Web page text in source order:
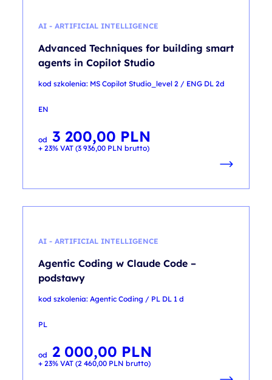
AI - ARTIFICIAL INTELLIGENCE
Advanced Techniques for building smart
agents in Copilot Studio
kod szkolenia: MS Copilot Studio_level 2 / ENG DL 2d
EN
od 3 200,00 PLN
+ 23% VAT (3 936,00 PLN brutto)
AI - ARTIFICIAL INTELLIGENCE
Agentic Coding w Claude Code –
podstawy
kod szkolenia: Agentic Coding / PL DL 1 d
PL
od 2 000,00 PLN
+ 23% VAT (2 460,00 PLN brutto)